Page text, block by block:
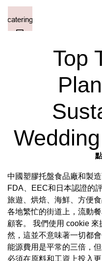
Top
中國塑膠托盤食品廠和製
FDA、EEC和日本認證的
旅遊、烘焙、海鮮、方便食
各地繁忙的街道上，流動
顧客。 我們使用 cookie
然，這並不意味著一切都
能源費用是平常的三倍，
必須在原料和工資上投入